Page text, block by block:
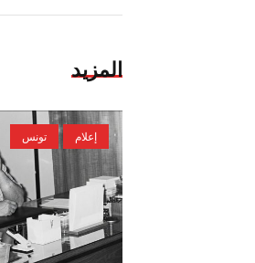
المزيد
إعلام تونس